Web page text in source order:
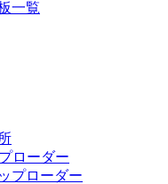
一覧
ローダー
プローダー